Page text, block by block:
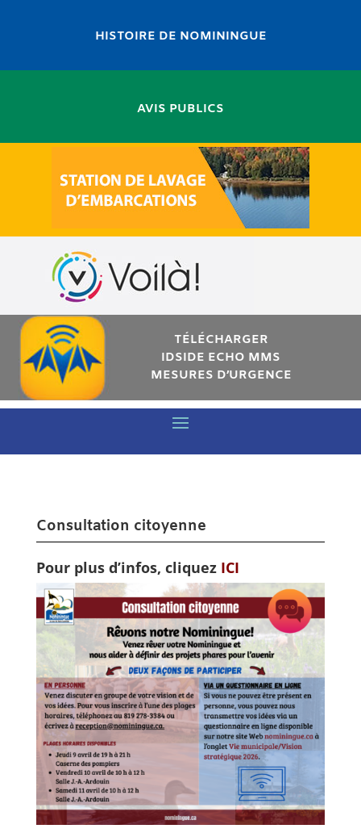
HISTOIRE DE NOMININGUE
AVIS PUBLICS
TÉLÉCHARGER
IDSIDE ECHO MMS
MESURES D’URGENCE
Consultation citoyenne
Pour plus d’infos, cliquez ICI